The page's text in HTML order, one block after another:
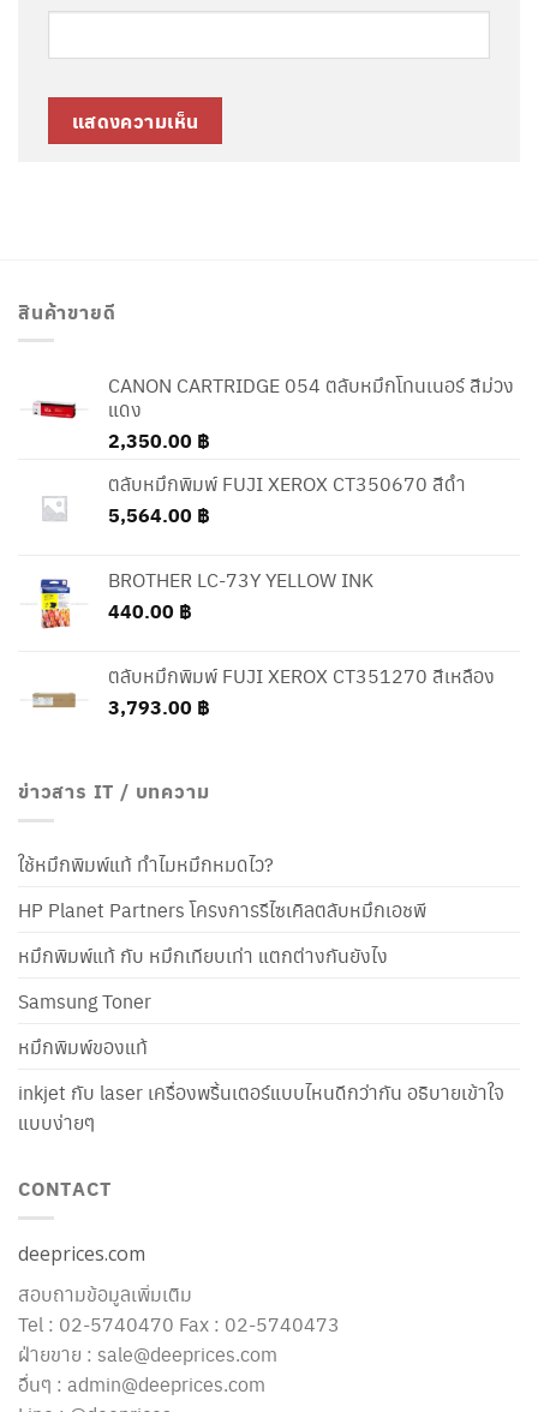
สินค้าขายดี
CANON CARTRIDGE 054 ตลับหมึกโทนเนอร์ สีม่วง
แดง
2,350.00 ฿
ตลับหมึกพิมพ์ FUJI XEROX CT350670 สีดำ
5,564.00 ฿
BROTHER LC-73Y YELLOW INK
440.00 ฿
ตลับหมึกพิมพ์ FUJI XEROX CT351270 สีเหลือง
3,793.00 ฿
ข่าวสาร IT / บทความ
ใช้หมึกพิมพ์แท้ ทำไมหมึกหมดไว?
HP Planet Partners โครงการรีไซเคิลตลับหมึกเอชพี
หมึกพิมพ์แท้ กับ หมึกเทียบเท่า แตกต่างกันยังไง
Samsung Toner
หมึกพิมพ์ของแท้
inkjet กับ laser เครื่องพริ้นเตอร์แบบไหนดีกว่ากัน อธิบายเข้าใจ
แบบง่ายๆ
CONTACT
deeprices.com
สอบถามข้อมูลเพิ่มเติม
Tel : 02-5740470 Fax : 02-5740473
ฝ่ายขาย : sale@deeprices.com
อื่นๆ : admin@deeprices.com